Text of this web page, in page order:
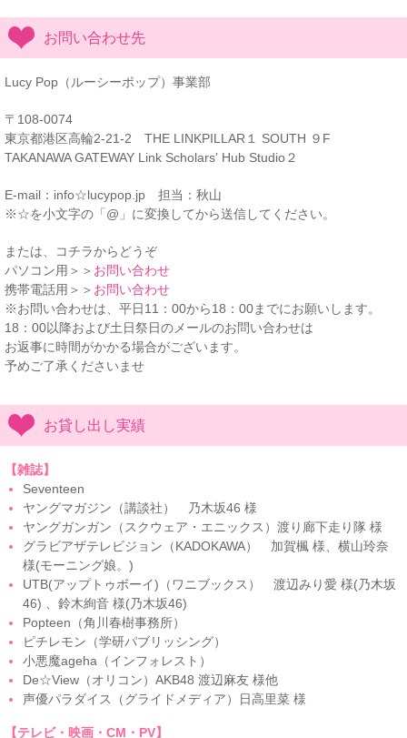
お問い合わせ先
Lucy Pop（ルーシーポップ）事業部
〒108-0074
東京都港区高輪2-21-2 THE LINKPILLAR１ SOUTH ９F
TAKANAWA GATEWAY Link Scholarsʼ Hub Studio２
E-mail：info☆lucypop.jp 担当：秋山
※☆を小文字の「@」に変換してから送信してください。
または、コチラからどうぞ
パソコン用＞＞ お問い合わせ
携帯電話用＞＞ お問い合わせ
※お問い合わせは、平日11：00から18：00までにお願いします。
18：00以降および土日祭日のメールのお問い合わせは
お返事に時間がかかる場合がございます。
予めご了承くださいませ
お貸し出し実績
【雑誌】
Seventeen
ヤングマガジン（講談社） 乃木坂46 様
ヤングガンガン（スクウェア・エニックス）渡り廊下走り隊 様
グラビアザテレビジョン（KADOKAWA） 加賀楓 様、横山玲奈
様(モーニング娘。)
UTB(アップトゥボーイ)（ワニブックス） 渡辺みり愛 様(乃木坂
46) 、鈴木絢音 様(乃木坂46)
Popteen（角川春樹事務所）
ピチレモン（学研パブリッシング）
小悪魔ageha（インフォレスト）
De☆View（オリコン）AKB48 渡辺麻友 様他
声優パラダイス（グライドメディア）日高里菜 様
【テレビ・映画・CM・PV】